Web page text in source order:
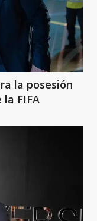
la posesión
FIFA